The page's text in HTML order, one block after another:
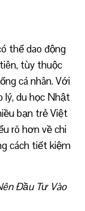
thể dao động
tùy thuộc
cá nhân. Với
lý, du học Nhật
bạn trẻ Việt
rõ hơn về chi
cách tiết kiệm
Đầu Tư Vào